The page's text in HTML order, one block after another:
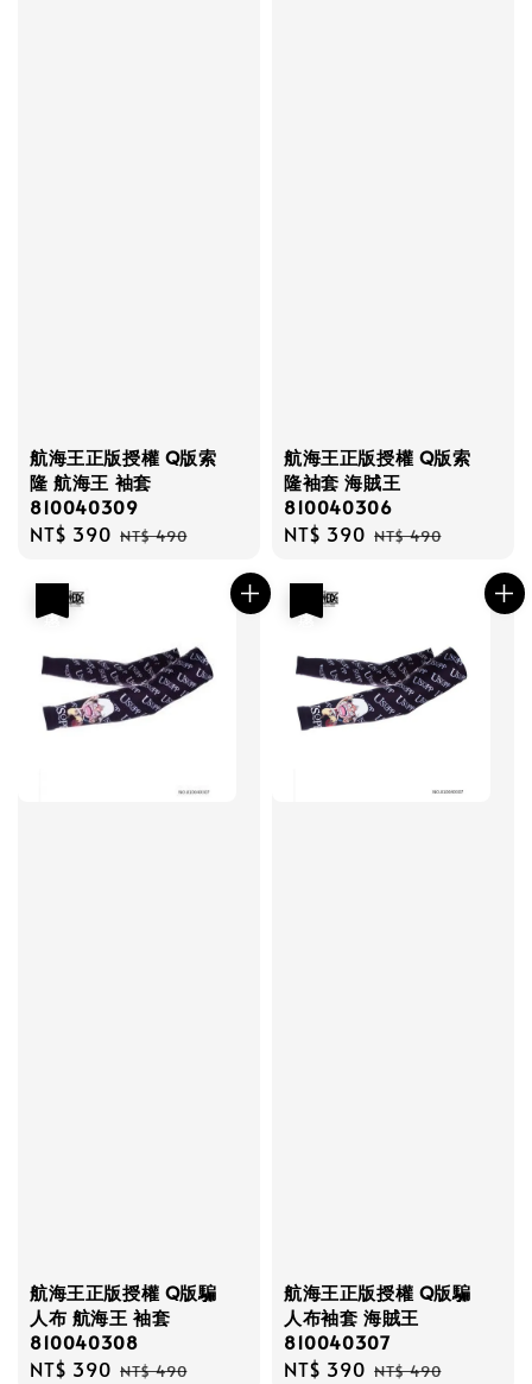
航海王正版授權 Q版索
隆 航海王 袖套
810040309
Sale
NT$ 390 Regular
NT$ 490
航海王正版授權 Q版索
隆袖套 海賊王
810040306
Sale
NT$ 390 Regular
NT$ 490
航海王正版授權 Q版騙
人布 航海王 袖套
810040308
Sale
NT$ 390 Regular
NT$ 490
航海王正版授權 Q版騙
人布袖套 海賊王
810040307
Sale
NT$ 390 Regular
NT$ 490